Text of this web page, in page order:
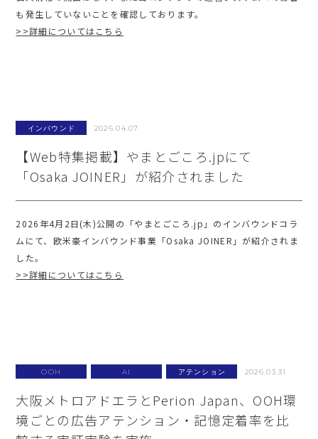
も発生していないことを確認しております。
>>詳細についてはこちら
インバウンド 2026.04.07
【Web特集掲載】やまとごころ.jpにて
「Osaka JOINER」が紹介されました
2026年4月2日(木)公開の「やまとごころ.jp」のインバウンドコラ
ムにて、欧米豪インバウンド事業「Osaka JOINER」が紹介されま
した。
>>詳細についてはこちら
OOH AI アテンション 2026.03.31
大阪メトロアドエラとPerion Japan、OOH環
境ごとの広告アテンション・記憶定着率を比